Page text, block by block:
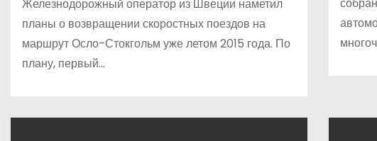
Железнодорожный оператор из Швеции наметил
планы о возвращении скоростных поездов на
маршрут Осло-Стокгольм уже летом 2015 года. По
плану, первый…